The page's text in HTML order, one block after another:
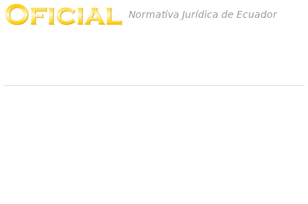
Normativa Jurídica de Ecuador